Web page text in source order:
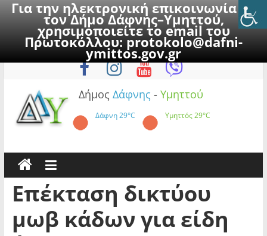
Για την ηλεκτρονική επικοινωνία με
τον Δήμο Δάφνης–Υμηττού,
χρησιμοποιείτε το email του
Πρωτοκόλλου:protokolo@dafni-
ymittos.gov.gr
to
Κυριακή, 9 Αυγούστου 2026
Δήμος Δάφνης - Υμηττού
Δάφνη29°C Υμηττός29°C
Επέκταση δικτύου
μωβ κάδων για είδη